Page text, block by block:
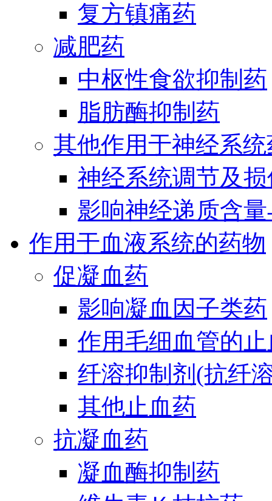
复方镇痛药
减肥药
中枢性食欲抑制药
脂肪酶抑制药
其他作用于神经系统
神经系统调节及
影响神经递质含
作用于血液系统的药物
促凝血药
影响凝血因子类药
作用毛细血管的
纤溶抑制剂(抗纤
其他止血药
抗凝血药
凝血酶抑制药